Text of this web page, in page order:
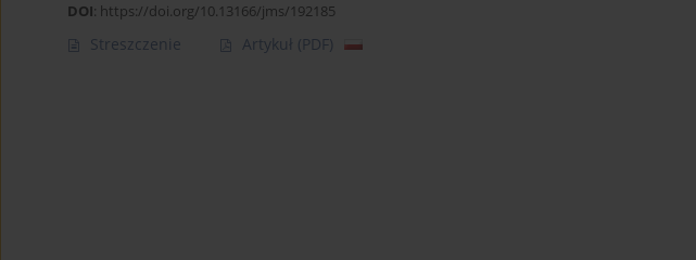
DOI: https://doi.org/10.13166/jms/192185
Streszczenie Artykuł (PDF)